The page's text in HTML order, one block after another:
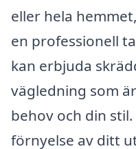
eller hela
en professionell
kan erbjuda
vägledning som
behov och din
förnyelse av ditt